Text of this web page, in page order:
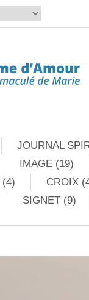
JOURNAL
IMAGE (19)
(4)
CROIX
SIGNET (9)